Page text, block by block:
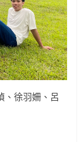
、徐羽姍、呂